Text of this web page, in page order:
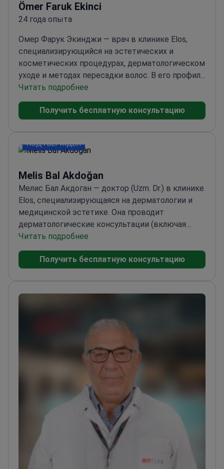
Ömer Faruk Ekinci
24 года опыта
Омер Фарук Экинджи — врач в клинике Elos,
специализирующийся на эстетических и
косметических процедурах, дерматологическом
уходе и методах пересадки волос. В его профиле
в клинике Elos указан опыт работы в отрасли с
2002 года и наличие сертификата Министерства
здравоохранения на проведение эстетических и
такими технологиями, как Inmode BodyFX и
пересадка волос методом DHI.
Читать подробнее
Получить бесплатную консультацию
ПОДТВЕРЖДЕН
Melis Bal Akdoğan
Мелис Бал Акдоган — доктор (Uzm. Dr.) в клинике
Elos, специализирующаяся на дерматологии и
медицинской эстетике. Она проводит
дерматологические консультации (включая
дерматоскопию), занимается контурной
пластикой лица (в том числе филлерами для
щек) и мезотерапией — согласно материалам
глаз обычно требуется 3–6 сеансов. Для
пациентов, ищущих нехирургические
дерматолога, она является ключевым
специалистом клиники.
Читать подробнее
Получить бесплатную консультацию